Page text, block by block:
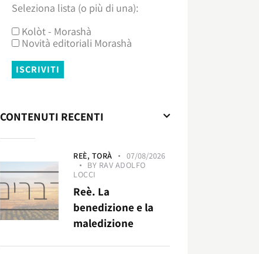
Seleziona lista (o più di una):
Kolòt - Morashà
Novità editoriali Morashà
CONTENUTI RECENTI
REÈ, TORÀ
07/08/2026
BY RAV ADOLFO
LOCCI
Reè. La
benedizione e la
maledizione